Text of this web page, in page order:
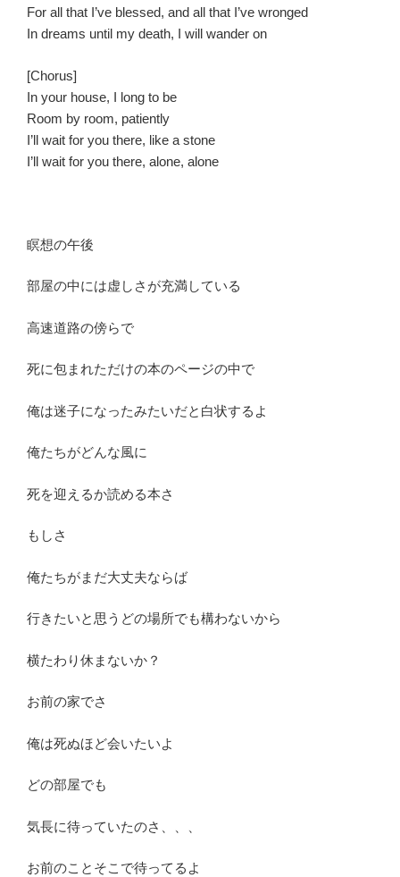
For all that I’ve blessed, and all that I’ve wronged
In dreams until my death, I will wander on
[Chorus]
In your house, I long to be
Room by room, patiently
I’ll wait for you there, like a stone
I’ll wait for you there, alone, alone
瞑想の午後
部屋の中には虚しさが充満している
高速道路の傍らで
死に包まれただけの本のページの中で
俺は迷子になったみたいだと白状するよ
俺たちがどんな風に
死を迎えるか読める本さ
もしさ
俺たちがまだ大丈夫ならば
行きたいと思うどの場所でも構わないから
横たわり休まないか？
お前の家でさ
俺は死ぬほど会いたいよ
どの部屋でも
気長に待っていたのさ、、、
お前のことそこで待ってるよ